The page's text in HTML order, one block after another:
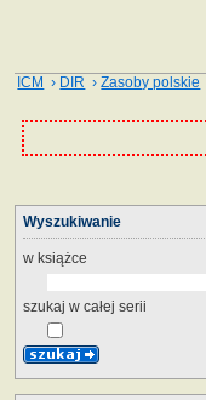
ICM › DIR ›Zasoby polskie
Wyszukiwanie
w książce
szukaj w całej serii